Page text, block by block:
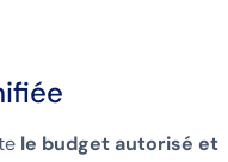
le budget autorisé et